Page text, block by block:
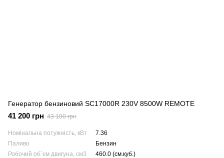
Генератор бензиновий SC17000R 230V 8500W REMOTE
41 200 грн 43 100 грн
Номінальна потужність, кВт
7.36
Паливо
Бензин
Робочий об`єм двигуна, см3
460.0 (см.куб.)